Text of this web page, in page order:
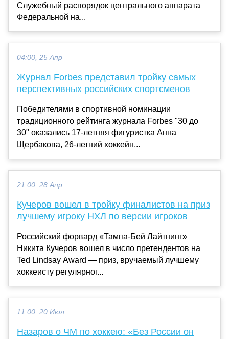
Служебный распорядок центрального аппарата
Федеральной на...
04:00, 25 Апр
Журнал Forbes представил тройку самых
перспективных российских спортсменов
Победителями в спортивной номинации
традиционного рейтинга журнала Forbes "30 до
30" оказались 17-летняя фигуристка Анна
Щербакова, 26-летний хоккейн...
21:00, 28 Апр
Кучеров вошел в тройку финалистов на приз
лучшему игроку НХЛ по версии игроков
Российский форвард «Тампа-Бей Лайтнинг»
Никита Кучеров вошел в число претендентов на
Ted Lindsay Award — приз, вручаемый лучшему
хоккеисту регулярног...
11:00, 20 Июл
Назаров о ЧМ по хоккею: «Без России он